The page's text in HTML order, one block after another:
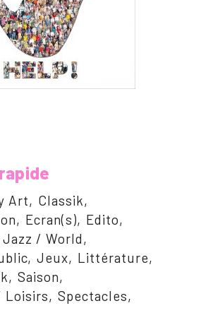
Art
Classik
Ecran(s)
Edito
Jazz / World
Jeux
Littérature
Saison
Loisirs
Spectacles